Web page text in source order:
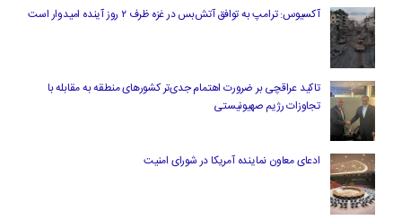
آکسیوس: ترامپ به توافق آتش‌بس در غزه ظرف ۲ روز آینده امیدوار است
تاکید عراقچی بر ضرورت اهتمام جدی‌تر کشورهای منطقه به مقابله با
تجاوزات رژیم صهیونیستی
ادعای معاون نماینده آمریکا در شورای امنیت